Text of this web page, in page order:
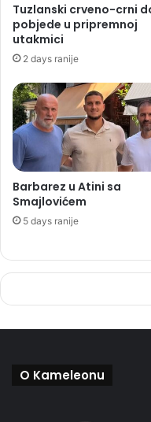
Tuzlanski crveno-crni
pobjede u pripremnoj
utakmici
2 days ranije
Barbarez u Atini sa
Smajlovićem
5 days ranije
O Kameleonu